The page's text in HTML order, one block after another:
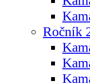
Ročník